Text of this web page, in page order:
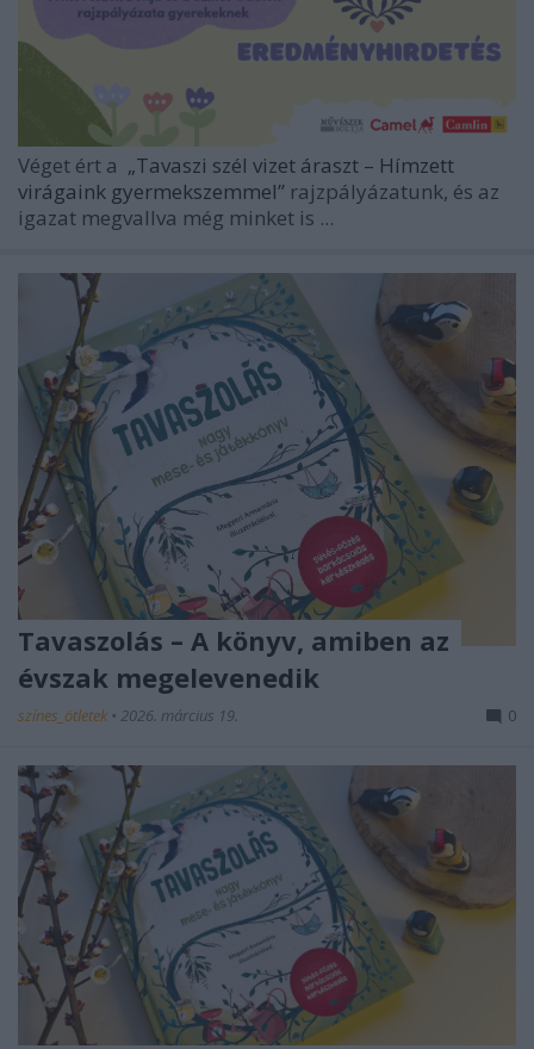
Véget ért a „Tavaszi szél vizet áraszt – Hímzett
virágaink gyermekszemmel” rajzpályázatunk, és az
igazat megvallva még minket is ...
Tavaszolás – A könyv, amiben az
évszak megelevenedik
színes_ötletek • 2026. március 19. 0